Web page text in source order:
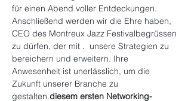
für einen Abend voller Entdeckungen.
Anschließend werden wir die Ehre haben,
CEO des Montreux Jazz Festivalbegrüssen
zu dürfen, der mit . unsere Strategien zu
bereichern und erweitern. Ihre
Anwesenheit ist unerlässlich, um die
Zukunft unserer Branche zu
gestalten.diesem ersten Networking-